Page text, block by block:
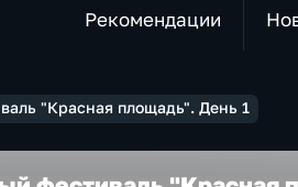
Рекомендации
"Красная площадь". День 1